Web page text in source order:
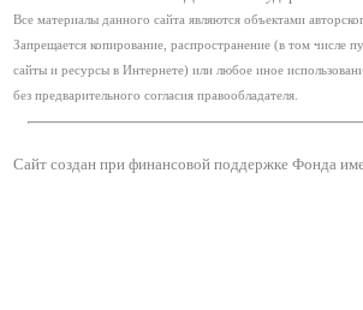
Все материалы данного сайта являются объектами
Запрещается копирование, распространение (в том числе
сайты и ресурсы в Интернете) или любое иное
без предварительного согласия правообладателя.
Сайт создан при финансовой поддержке Фонда